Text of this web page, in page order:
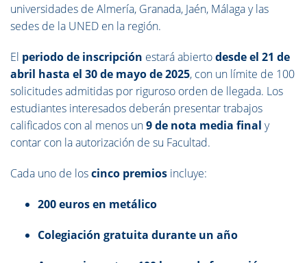
universidades de Almería, Granada, Jaén, Málaga y las
sedes de la UNED en la región.
El periodo de inscripción estará abiertodesde el 21 de
abril hasta el 30 de mayo de 2025, con un límite de 100
solicitudes admitidas por riguroso orden de llegada. Los
estudiantes interesados deberán presentar trabajos
calificados con al menos un9 de nota media final y
contar con la autorización de su Facultad.
Cada uno de loscinco premios incluye:
200 euros en metálico
Colegiación gratuita durante un año